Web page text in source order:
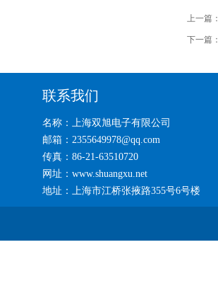
上一篇：
下一篇：
联系我们
名称：上海双旭电子有限公司
邮箱：2355649978@qq.com
传真：86-21-63510720
网址：www.shuangxu.net
地址：上海市江桥张掖路355号6号楼